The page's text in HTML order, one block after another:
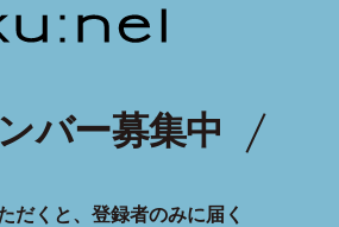
バー募集中
だくと、登録者のみに届く